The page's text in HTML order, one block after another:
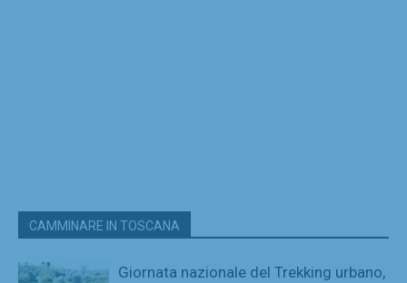
CAMMINARE IN TOSCANA
Giornata nazionale del Trekking urbano,